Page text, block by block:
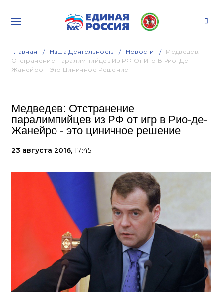
Главная Наша Деятельность Новости
Медведев:
Отстранение Паралимпийцев Из РФ От Игр В Рио-Де-
Жанейро - Это Циничное Решение
Медведев: Отстранение
паралимпийцев из РФ от игр в Рио-де-
Жанейро - это циничное решение
23 августа 2016, 17:45